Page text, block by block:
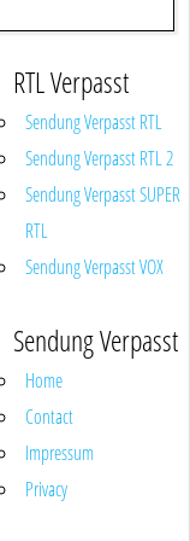
RTL Verpasst
Sendung Verpasst RTL
Sendung Verpasst RTL 2
Sendung Verpasst SUPER
RTL
Sendung Verpasst VOX
Sendung Verpasst
Home
Contact
Impressum
Privacy